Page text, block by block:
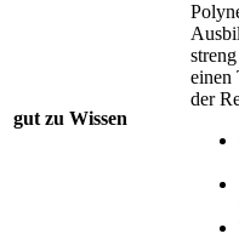
gut zu Wissen
einen
der